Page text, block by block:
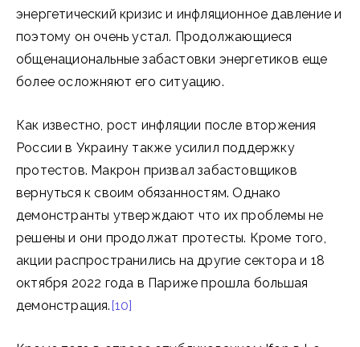
энергетический кризис и инфляционное давление и
поэтому он очень устал. Продолжающиеся
общенациональные забастовки энергетиков еще
более осложняют его ситуацию.
Как известно, рост инфляции после вторжения
России в Украину также усилил поддержку
протестов. Макрон призвал забастовщиков
вернуться к своим обязанностям. Однако
демонстранты утверждают что их проблемы не
решены и они продолжат протесты. Кроме того,
акции распространились на другие сектора и 18
октября 2022 года в Париже прошла большая
демонстрация.[10]